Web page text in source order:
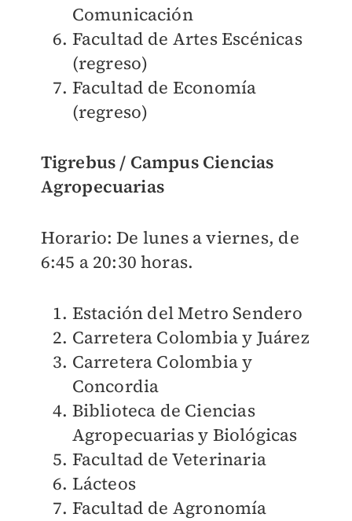
Comunicación
Facultad de Artes Escénicas
(regreso)
Facultad de Economía
(regreso)
Tigrebus / Campus Ciencias
Agropecuarias
Horario: De lunes a viernes, de
6:45 a 20:30 horas.
Estación del Metro Sendero
Carretera Colombia y Juárez
Carretera Colombia y
Concordia
Biblioteca de Ciencias
Agropecuarias y Biológicas
Facultad de Veterinaria
Lácteos
Facultad de Agronomía